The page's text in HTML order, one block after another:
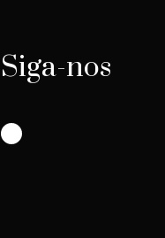
Siga-nos
Instagram